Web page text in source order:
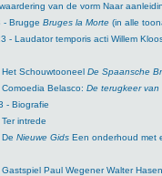
van de vorm Naar
- Brugge Bruges la Morte (in alle
- Laudator temporis acti Willem
Schouwtooneel De Spaansche
Belasco: De terugkeer van
- Biografie
intrede
Nieuwe Gids Een onderhoud met
Paul Wegener Walter